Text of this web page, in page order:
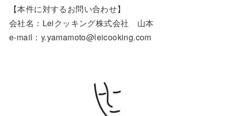
【本件に対するお問い合わせ】
会社名：Leiクッキング株式会社 山本
e-mail：y.yamamoto@leicooking.com